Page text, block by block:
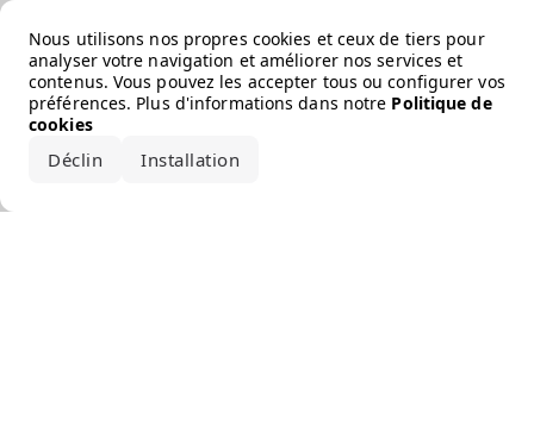
Nous utilisons nos propres cookies et ceux de tiers pour
analyser votre navigation et améliorer nos services et
contenus. Vous pouvez les accepter tous ou configurer vos
préférences. Plus d'informations dans notre Politique de
cookies
Déclin Installation
Error loading the brand